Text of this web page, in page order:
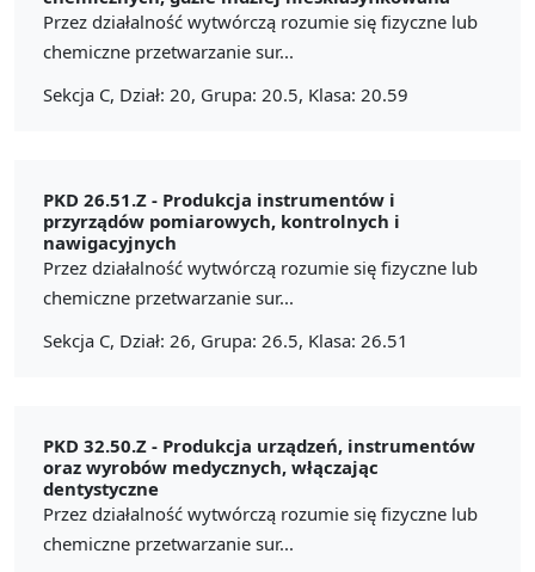
Przez działalność wytwórczą rozumie się fizyczne lub
chemiczne przetwarzanie sur...
Sekcja C, Dział: 20, Grupa: 20.5, Klasa: 20.59
PKD 26.51.Z - Produkcja instrumentów i
przyrządów pomiarowych, kontrolnych i
nawigacyjnych
Przez działalność wytwórczą rozumie się fizyczne lub
chemiczne przetwarzanie sur...
Sekcja C, Dział: 26, Grupa: 26.5, Klasa: 26.51
PKD 32.50.Z - Produkcja urządzeń, instrumentów
oraz wyrobów medycznych, włączając
dentystyczne
Przez działalność wytwórczą rozumie się fizyczne lub
chemiczne przetwarzanie sur...